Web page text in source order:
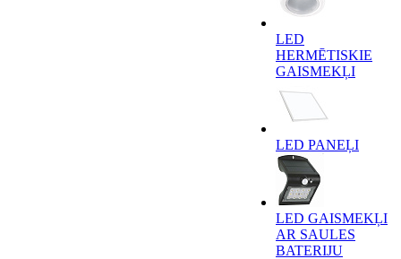
LED
HERMĒTISKIE
GAISMEKĻI
LED PANEĻI
LED GAISMEKĻI
AR SAULES
BATERIJU